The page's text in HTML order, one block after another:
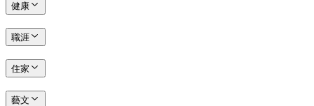
健康
職涯
住家
藝文